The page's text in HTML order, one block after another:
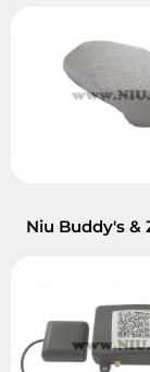
Niu Buddy's &